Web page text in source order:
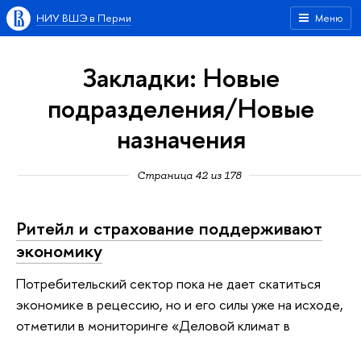
Меню
НИУ ВШЭ в Перми
Закладки: Новые
подразделения/Новые
назначения
Страница 42 из 178
Ритейл и страхование поддерживают
экономику
Потребительский сектор пока не дает скатиться
экономике в рецессию, но и его силы уже на исходе,
отметили в мониторинге «Деловой климат в